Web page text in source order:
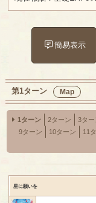
簡易表示
第1ターン Map
1ターン 2ターン 3ター
9ターン
10ターン 11
星に願いを